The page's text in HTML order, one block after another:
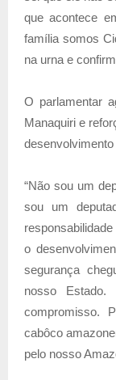
que acontece
família somos
na urna e
O parlamentar
Manaquiri e
“Não sou um
sou um
o
segurança
nosso
compromisso.
cabôco
pelo nosso